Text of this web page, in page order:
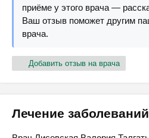
приёме у этого врача —
Ваш отзыв поможет другим
врача.
Добавить отзыв на врача
Лечение заболеваний